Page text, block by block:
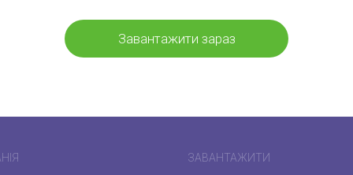
Завантажити зараз
ЗАВАНТАЖИТИ